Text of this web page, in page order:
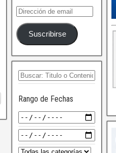
Suscribirse
Rango de Fechas